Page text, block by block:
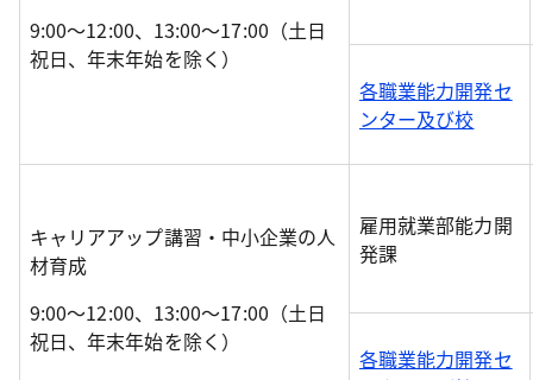
9:00～12:00、13:00～17:00（土日
祝日、年末年始を除く）
各職業能力開発セ
ンター及び校
キャリアアップ講習・中小企業の人
材育成
9:00～12:00、13:00～17:00（土日
祝日、年末年始を除く）
雇用就業部能力開
発課
各職業能力開発セ